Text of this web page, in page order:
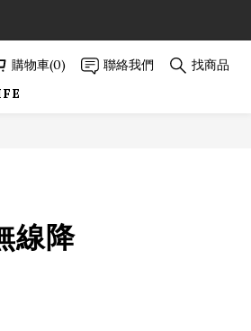
購物車(0) 聯絡我們
找商品
線降